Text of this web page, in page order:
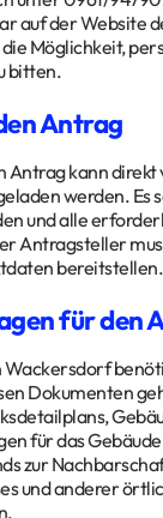
auf der Website
Möglichkeit,
bitten.
Antrag
Antrag kann
werden. Es
und alle
Antragsteller
bereitstellen.
für den
Dokumenten
für das
zur
und anderer